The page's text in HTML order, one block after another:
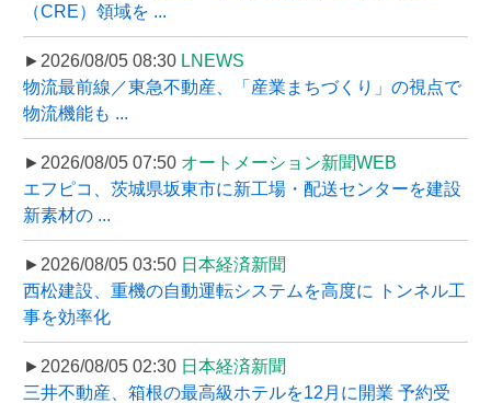
（CRE）領域を ...
►2026/08/05 08:30 LNEWS
物流最前線／東急不動産、「産業まちづくり」の視点で
物流機能も ...
►2026/08/05 07:50 オートメーション新聞WEB
エフピコ、茨城県坂東市に新工場・配送センターを建設
新素材の ...
►2026/08/05 03:50 日本経済新聞
西松建設、重機の自動運転システムを高度に トンネル工
事を効率化
►2026/08/05 02:30 日本経済新聞
三井不動産、箱根の最高級ホテルを12月に開業 予約受